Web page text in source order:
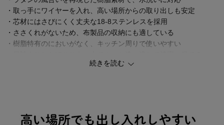
・取っ手にワイヤーを入れ、高い場所からの取り出しも安定
・芯材にはさびにくく丈夫な18-8ステンレスを採用
・ささくれがないため、布製品の収納にも適している
・樹脂特有のにおいがなく、キッチン周りで使いやすい
・汚れが気になりやすいコンロ周りや洗面所の整理棚に
続きを読む